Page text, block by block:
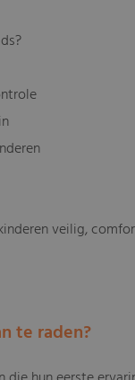
veilig,
te raden?